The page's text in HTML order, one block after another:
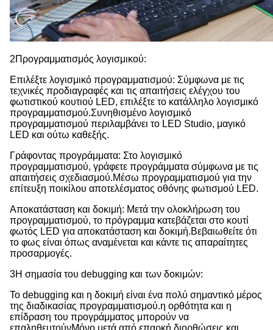
2Προγραμματισμός λογισμικού:
Επιλέξτε λογισμικό προγραμματισμού: Σύμφωνα με τις
τεχνικές προδιαγραφές και τις απαιτήσεις ελέγχου του
φωτιστικού κουτιού LED, επιλέξτε το κατάλληλο λογισμικό
προγραμματισμού.Συνηθισμένο λογισμικό
προγραμματισμού περιλαμβάνει το LED Studio, μαγικό
LED και ούτω καθεξής.
Γράφοντας προγράμματα: Στο λογισμικό
προγραμματισμού, γράφετε προγράμματα σύμφωνα με τις
απαιτήσεις σχεδιασμού.Μέσω προγραμματισμού για την
επίτευξη ποικίλου αποτελέσματος οθόνης φωτισμού LED.
Αποκατάσταση και δοκιμή: Μετά την ολοκλήρωση του
προγραμματισμού, το πρόγραμμα κατεβάζεται στο κουτί
φωτός LED για αποκατάσταση και δοκιμή.Βεβαιωθείτε ότι
το φως είναι όπως αναμένεται και κάντε τις απαραίτητες
προσαρμογές.
3Η σημασία του debugging και των δοκιμών:
Το debugging και η δοκιμή είναι ένα πολύ σημαντικό μέρος
της διαδικασίας προγραμματισμού.η ορθότητα και η
επίδραση του προγράμματος μπορούν να
επαληθευτούνΜόνο μετά από επαρκή διορθώσεις και